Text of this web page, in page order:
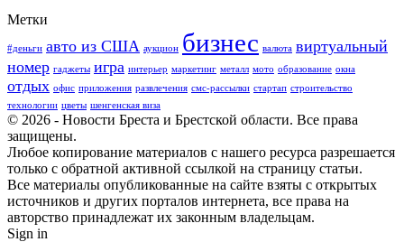
Метки
#деньги авто из США аукцион бизнес валюта виртуальный
номер гаджеты игра интерьер маркетинг металл мото образование окна
отдых офис приложения развлечения смс-рассылки стартап строительство
технологии цветы шенгенская виза
© 2026 - Новости Бреста и Брестской области. Все права
защищены.
Любое копирование материалов с нашего ресурса разрешается
только с обратной активной ссылкой на страницу статьи.
Все материалы опубликованные на сайте взяты с открытых
источников и других порталов интернета, все права на
авторство принадлежат их законным владельцам.
Sign in